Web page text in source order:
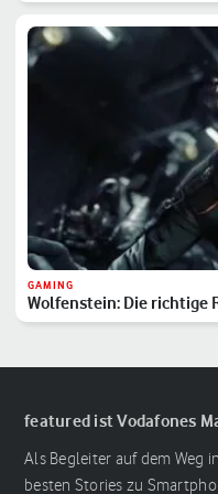
GAMING
Wolfenstein: Die richtige
featured ist Vodafones
Als Begleiter auf dem Weg
besten Stories zu